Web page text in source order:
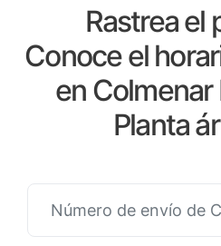
Rastrea el
Conoce el
en Colmenar
Planta